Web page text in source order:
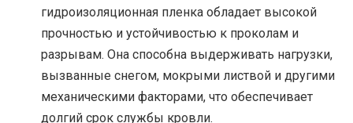
гидроизоляционная пленка обладает высокой
прочностью и устойчивостью к проколам и
разрывам. Она способна выдерживать нагрузки,
вызванные снегом, мокрыми листвой и другими
механическими факторами, что обеспечивает
долгий срок службы кровли.